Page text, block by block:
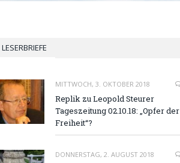
LESERBRIEFE
MITTWOCH, 3. OKTOBER 2018
Replik zu Leopold Steurer
Tageszeitung 02.10.18: „Opfer der
Freiheit“?
DONNERSTAG, 2. AUGUST 2018